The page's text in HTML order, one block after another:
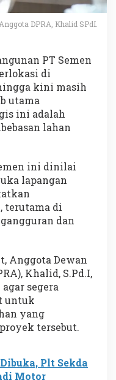
Anggota DPRA, Khalid SPdI.
PT Semen
di
kini masih
utama
ini adalah
lahan
ini dinilai
lapangan
terutama di
dan
Anggota Dewan
Khalid, S.Pd.I,
segera
untuk
yang
tersebut.
Plt Sekda
Motor